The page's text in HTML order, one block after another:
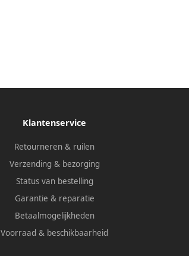
Klantenservice
Retourneren & ruilen
Verzending & bezorging
Status van bestelling
Garantie & reparatie
Betaalmogelijkheden
Voorraad & beschikbaarheid